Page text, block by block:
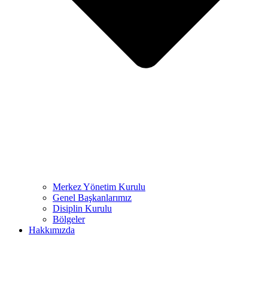
Merkez Yönetim Kurulu
Genel Başkanlarımız
Disiplin Kurulu
Bölgeler
Hakkımızda